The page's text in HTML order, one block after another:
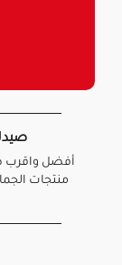
أفضل واقرب
منتجات